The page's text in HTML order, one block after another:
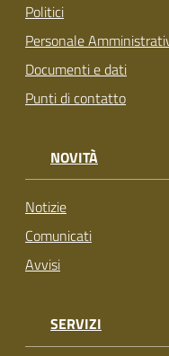
Tutti
gli
argomenti...
Seguici
su
Politici
Personale
Documenti e dati
Punti di contatto
NOVITÀ
Notizie
Comunicati
Avvisi
SERVIZI